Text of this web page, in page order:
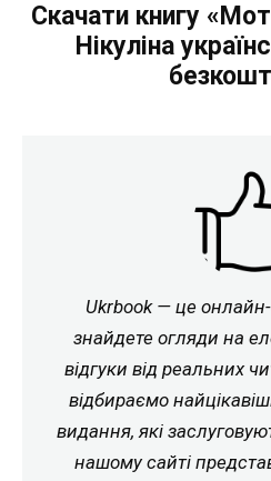
Скачати книгу
Нікуліна
Ukrbook — це онлайн-
знайдете огляди на
відгуки від реальних
відбираємо
видання, які
нашому сайті